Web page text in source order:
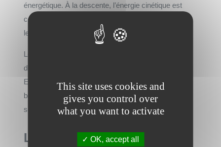
This site uses cookies and
gives you control over
what you want to activate
OK, accept all
énergétique. À la descente, l’énergie cinétique est
convertie en électricité pour recharger partiellement
les batteries.
Les solutions hybrides combinent plusieurs sources
d’énergie pour garantir une disponibilité permanente.
En cas de coupure de courant, ces systèmes
basculent automatiquement sur une alimentation de
secours, assurant une mobilité sans interruption.
L’apport de l’intelligence